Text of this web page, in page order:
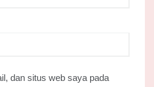
dan situs web saya pada